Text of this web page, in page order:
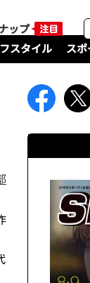
ップ
スタイル ス